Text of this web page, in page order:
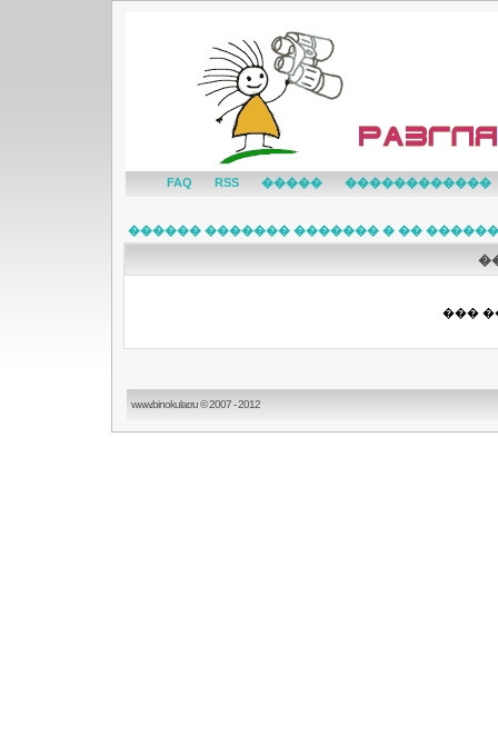
FAQ RSS ����� ������������
������ ������� ������� � ��
���
www.binokular.ru © 2007 - 2012